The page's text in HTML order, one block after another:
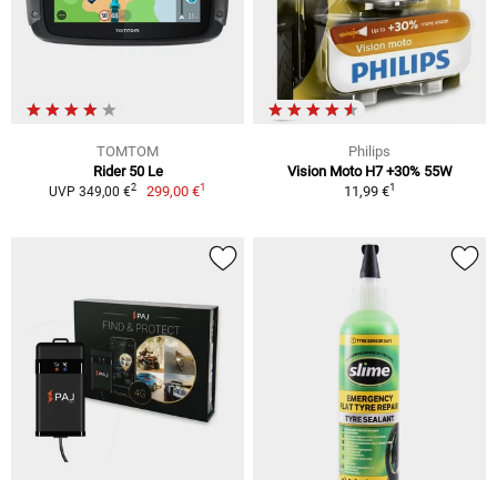
TOMTOM
Rider 50 Le
UVP 349,00 €2 299,00 €1
Philips
Vision Moto H7 +30% 55W
11,99 €1